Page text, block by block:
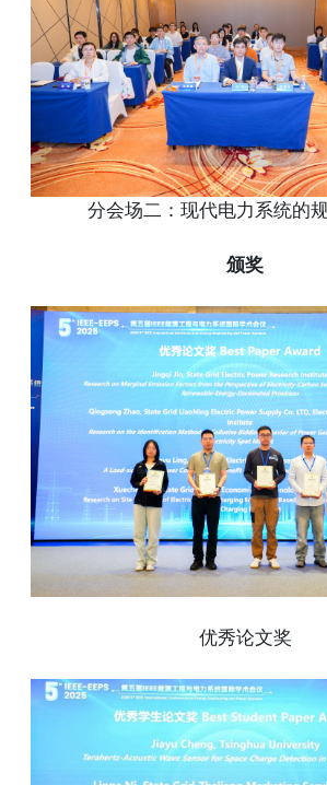
分会场二：现代电力系统的
颁奖
优秀论文奖